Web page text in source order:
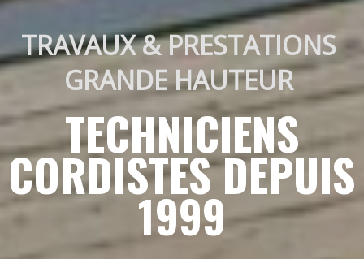
TRAVAUX & PRESTATIONS
GRANDE HAUTEUR
TECHNICIENS
CORDISTES DEPUIS
1999